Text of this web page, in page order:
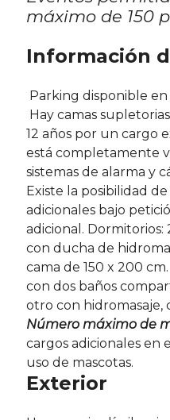
máximo de 150
Información
Parking disponible
Hay camas
12 años por un cargo
está completamente
sistemas de alarma y
Existe la posibilidad
adicionales bajo
adicional. Dormitorios:
con ducha de
cama de 150 x 200
con dos baños
otro con hidromasaje,
Número máximo de
cargos adicionales en
uso de mascotas.
Exterior